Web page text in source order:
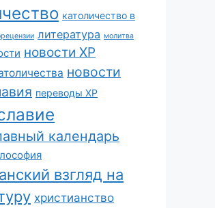
католичество в
литература молитва
новости ХР
новости
переводы ХР
календарь
взгляд на
христианство